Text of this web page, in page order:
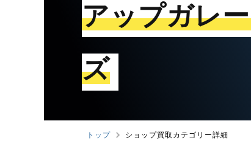
アップガレ
ズ
トップ ショップ買取カテゴリー詳細